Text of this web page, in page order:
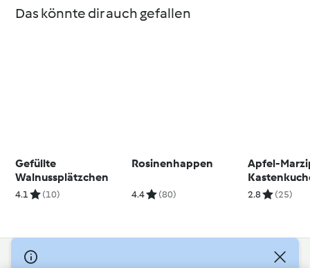
Das könnte dir auch gefallen
Gefüllte
Walnussplätzchen
4.1 (10)
Rosinenhappen
4.4 (80)
Apfel-
2.8 (25)
© Copyright 2026